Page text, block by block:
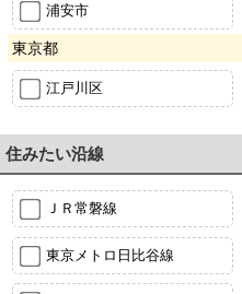
浦安市
東京都
江戸川区
住みたい沿線
ＪＲ常磐線
東京メトロ日比谷線